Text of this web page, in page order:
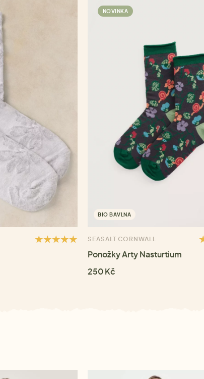
NOVINKA
BIO BAVLNA
SEASALT CORNWALL
Ponožky Arty Nasturtium
250 Kč